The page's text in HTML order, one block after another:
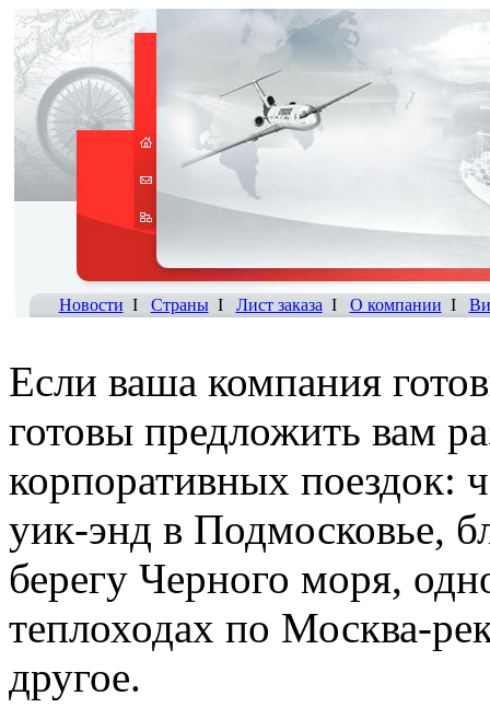
Новости I СтраныI Лист заказа I О компании I
Если ваша компания
готовы предложить вам
корпоративных поездок:
уик-энд в Подмосковье,
берегу Черного моря,
теплоходах по Москва-
другое.